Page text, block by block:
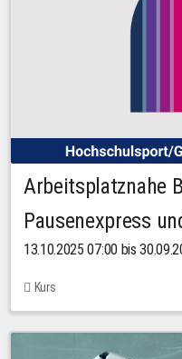
Arbeitsplatznahe
Pausenexpress
13.10.2025 07:00 bis
Kurs